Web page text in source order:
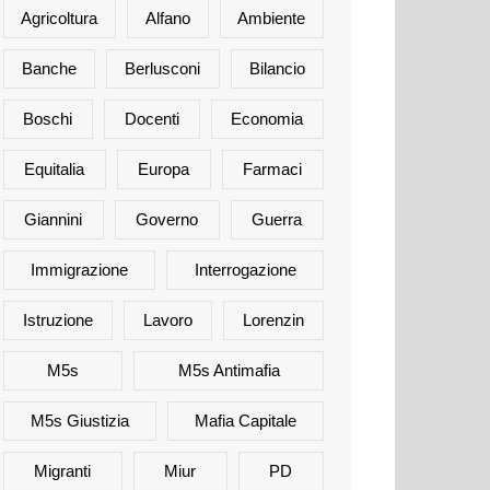
Agricoltura Alfano Ambiente
Banche Berlusconi Bilancio
Boschi Docenti Economia
Equitalia Europa Farmaci
Giannini Governo Guerra
Immigrazione Interrogazione
Istruzione Lavoro Lorenzin
M5s M5s Antimafia
M5s Giustizia Mafia Capitale
Migranti Miur PD